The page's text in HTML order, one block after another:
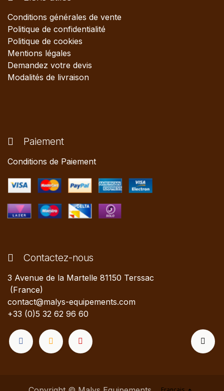
Conditions générales de vente
Politique de confidentialité
Politique de cookies
Mentions légales
Demandez votre devis
Modalités de livraison
Paiement
Conditions de Paiement
Contactez-nous
3 Avenue de la Martelle 81150 Terssac
(France)
contact@malys-equipements.com
+33 (0)5 32 62 96 60